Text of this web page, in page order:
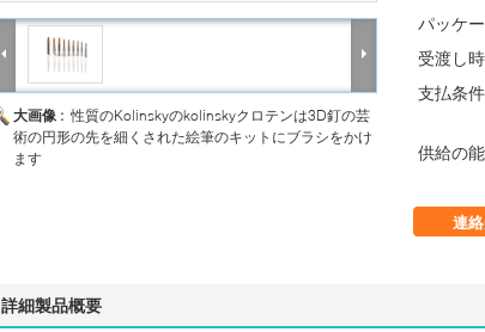
大画像 :性質のKolinskyのkolinskyクロテンは3D釘の芸
術の円形の先を細くされた絵筆のキットにブラシをかけ
ます
パッケ
受渡し
支払条
供給の
連
詳細製品概要